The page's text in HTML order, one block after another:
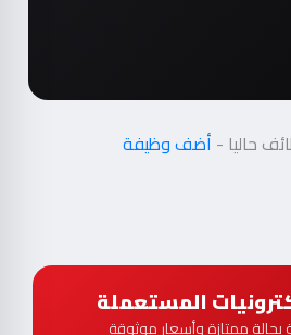
حاليا - أضف وظيفة
المستعملة
ممتازة وأسعار موثوقة